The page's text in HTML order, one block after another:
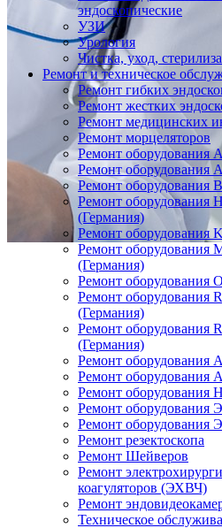
эндоскопические
УЗИ
Урология
Чистка, уход,
Ремонт и техническое
Ремонт гибких
Ремонт жестких
Ремонт медицинских
Ремонт морцеляторов
Ремонт
Ремонт оборудования
Ремонт оборудования
Ремонт оборудования
(Германия)
Ремонт оборудования
Ремонт оборудования
(Германия)
Ремонт оборудования
Ремонт оборудования
(Германия)
Ремонт оборудования
(Германия)
Ремонт оборудования
Ремонт
Ремонт
Ремонт оборудования
Ремонт оборудования
Ремонт резектоскопа
Ремонт Шейверов
Ремонт
коагуляторов (ЭХВЧ)
Ремонт
Техническое